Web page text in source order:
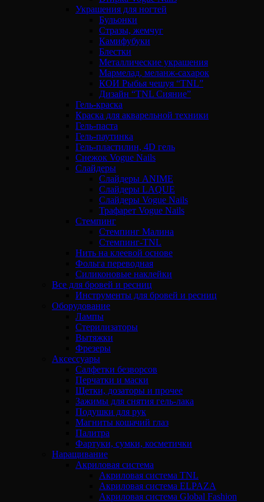
Украшения для ногтей
Бульонки
Стразы, жемчуг
Камифубуки
Блестки
Металлические украшения
Мармелад, меланж-сахарок
КОИ Рыбья чешуя “TNL”
Дизайн “TNL Сияние”
Гель-краска
Краска для акварельной техники
Гель-паста
Гель-паутинка
Гель-пластилин, 4D гель
Снежок Vogue Nails
Слайдеры
Слайдеры ANIME
Слайдеры LAQUE
Слайдеры Vogue Nails
Трафарет Vogue Nails
Стемпинг
Стемпинг Малина
Стемпинг-TNL
Нить на клеевой основе
Фольга переводная
Силиконовые наклейки
Все для бровей и ресниц
Инструменты для бровей и ресниц
Оборудование
Лампы
Стерилизаторы
Вытяжки
Фрезеры
Аксессуары
Салфетки безворсов
Перчатки и маски
Щетки, дозаторы и прочее
Зажимы для снятия гель-лака
Подушки для рук
Магниты кошачий глаз
Палитра
Фартуки, сумки, косметички
Наращивание
Акриловая система
Акриловая система TNL
Акриловая система ELPAZA
Акриловая система Global Fashion